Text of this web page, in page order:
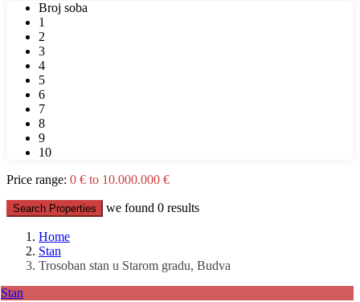
Broj soba
1
2
3
4
5
6
7
8
9
10
Price range: 0 € to 10.000.000 €
Search Properties we found 0 results
Home
Stan
Trosoban stan u Starom gradu, Budva
Stan